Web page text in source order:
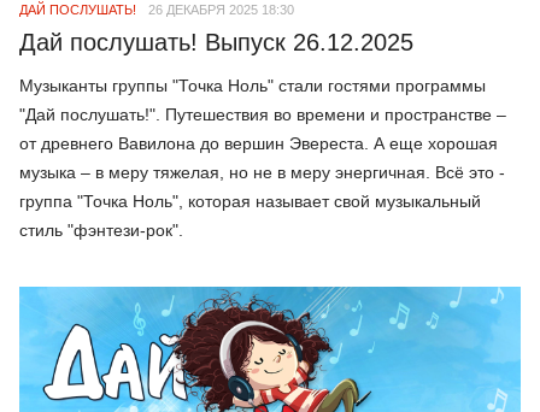
ДАЙ ПОСЛУШАТЬ! 26 ДЕКАБРЯ 2025 18:30
Дай послушать! Выпуск 26.12.2025
Музыканты группы "Точка Ноль" стали гостями программы
"Дай послушать!". Путешествия во времени и пространстве –
от древнего Вавилона до вершин Эвереста. А еще хорошая
музыка – в меру тяжелая, но не в меру энергичная. Всё это -
группа "Точка Ноль", которая называет свой музыкальный
стиль "фэнтези-рок".